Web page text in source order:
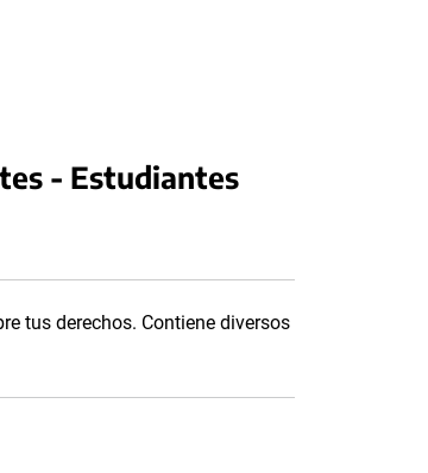
- Estudiantes
tus derechos. Contiene diversos